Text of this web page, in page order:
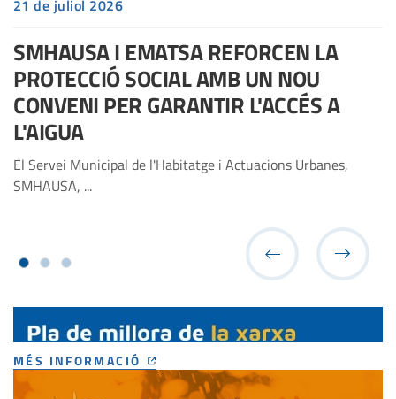
21 de juliol 2026
SMHAUSA I EMATSA REFORCEN LA
PROTECCIÓ SOCIAL AMB UN NOU
CONVENI PER GARANTIR L'ACCÉS A
L'AIGUA
El Servei Municipal de l'Habitatge i Actuacions Urbanes,
SMHAUSA, ...
MÉS INFORMACIÓ